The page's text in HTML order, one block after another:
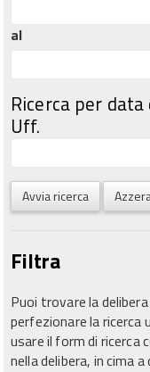
al
Ricerca per
Uff.
Avvia ricerca
Filtra
Puoi trovare la
perfezionare la
usare il form di ricerca
nella delibera, in cima